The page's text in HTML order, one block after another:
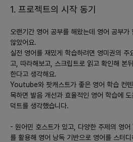
요구할 것입니다.
경쟁업체와 서비스에 대한 구체적인 설명
- 현재 영어 학습 시장은 온라인 및 모바
대되고 있으며, AI 기술의 발전은 개인화
다.
- 향후 3년간 AI 기반의 맞춤형 학습과
한 수요가 증가할 것으로 예상됩니다. 이
- 경쟁 업체로는 Duolingo, Rosetta
플랫폼, 그리고 링글(Ringle), 커넥츠 스
1. 프로젝트의 시작 동기
오랜기간 영어 공부를 해왔는데 영어 공부가
않았어요.
실전 영어를 재밌게 학습하려면 영미권의 주
고, 따라해보고, 스크립트로 읽고 확인해 본
한다고 생각해요.
Youtube와 팟캐스트가 좋은 영어 학습 컨
목하면 발음 개선과 효율적인 영어 학습에
덕트를 생각했습니다.
- 원어민 호스트가 있고, 다양한 주제의 영
를 활용해 영어 낭독 기반으로 영어를 스터